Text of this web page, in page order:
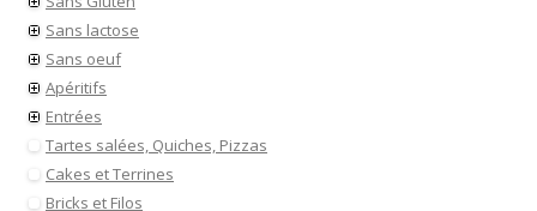
Sans lactose
Sans oeuf
Apéritifs
Entrées
Tartes salées, Quiches, Pizzas
Cakes et Terrines
Bricks et Filos